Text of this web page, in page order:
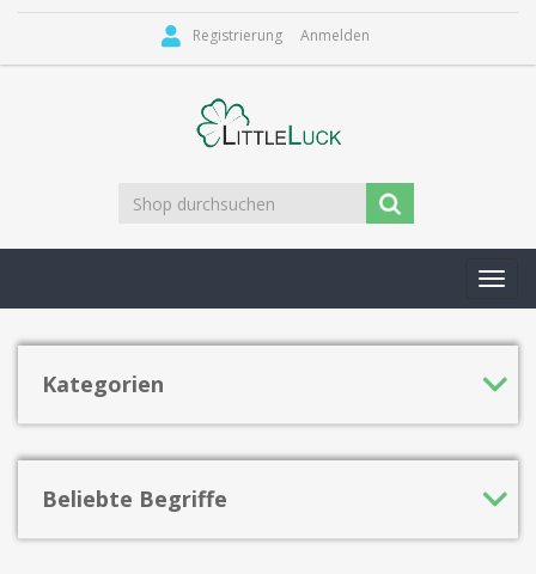
Registrierung Anmelden
Kategorien
Beliebte Begriffe